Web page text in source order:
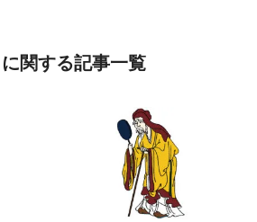
に関する記事一覧